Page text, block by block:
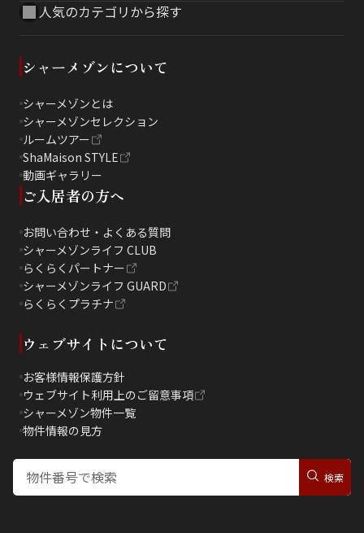
人気のカテゴリから探す
シャーメゾンについて
シャーメゾンとは
シャーメゾンセレクション
ルームツアー
ShaMaison STYLE
動画ギャラリー
ご入居者の方へ
お問い合わせ・よくある質問
シャーメゾンライフ CLUB
らくらくパートナー
シャーメゾンライフ GUARD
らくらくプラチナ
ウェブサイトについて
お客様情報保護方針
ウェブサイト利用上のご留意事項
シャーメゾン物件一覧
物件情報の見方